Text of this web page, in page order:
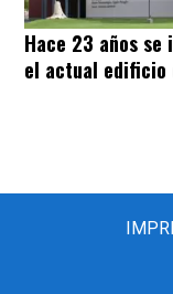
Hace 23 años se
el actual edificio